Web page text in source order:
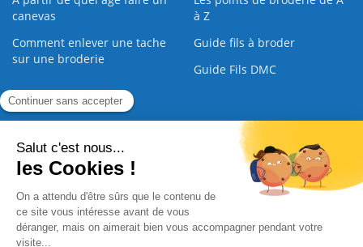
canevas
à Z
Comment enlever une tache
sur une broderie
Guide fils à broder
Guide Fils DMC
Guide de la Broderie
Nous contacter |
Paiement sécurisé